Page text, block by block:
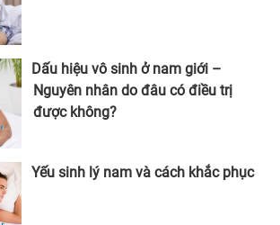
Dấu hiệu vô sinh ở nam giới –
Nguyên nhân do đâu có điều trị
được không?
Yếu sinh lý nam và cách khắc phục